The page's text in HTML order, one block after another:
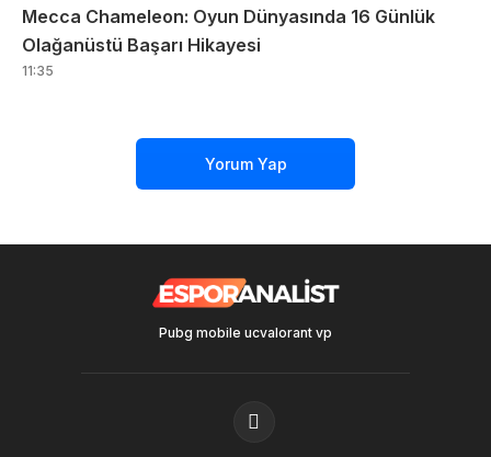
Mecca Chameleon: Oyun Dünyasında 16 Günlük
Olağanüstü Başarı Hikayesi
11:35
Yorum Yap
Pubg mobile ucvalorant vp